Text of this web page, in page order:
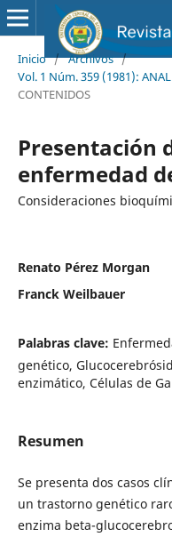
Inicio / Archivos /
Vol. 1 Núm. 359 (1981):
CONTENIDOS
Presentación
enfermedad
Consideraciones
Renato Pérez Morgan
Franck Weilbauer
Palabras clave:
genético,
enzimático, Células de
Resumen
Se presenta dos casos
un trastorno genético
enzima beta-